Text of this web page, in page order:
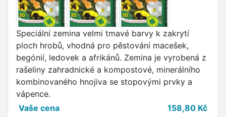
Speciální zemina velmi tmavé barvy k zakrytí
ploch hrobů, vhodná pro pěstování macešek,
begónií, ledovek a afrikánů. Zemina je vyrobená z
rašeliny zahradnické a kompostové, minerálního
kombinovaného hnojiva se stopovými prvky a
vápence.
Vaše cena
158,80 Kč